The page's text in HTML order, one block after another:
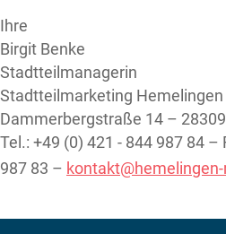
Ihre
Birgit Benke
Stadtteilmanagerin
Stadtteilmarketing Hemelingen
Dammerbergstraße 14 –
Tel.: +49 (0) 421 - 844 987 84 –
987 83 –